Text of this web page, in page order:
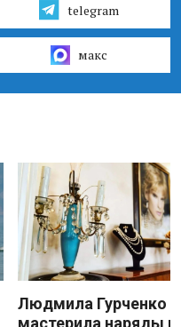
telegram
макс
Людмила Гурченко
мастерила наряды